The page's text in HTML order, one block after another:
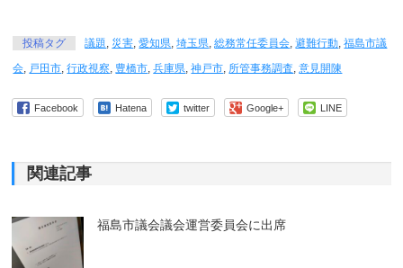
投稿タグ 議題, 災害,愛知県,埼玉県,総務常任委員会,避難行動,福島市議
会, 戸田市,行政視察, 豊橋市,兵庫県,神戸市, 所管事務調査,意見開陳
Facebook Hatena twitter Google+ LINE
関連記事
福島市議会議会運営委員会に出席